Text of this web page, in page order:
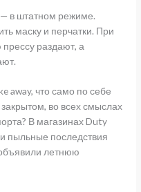
— в штатном режиме.
маску и перчатки. При
раздают, а
away, что само по себе
во всех смыслах
В магазинах Duty
пыльные последствия
летнюю